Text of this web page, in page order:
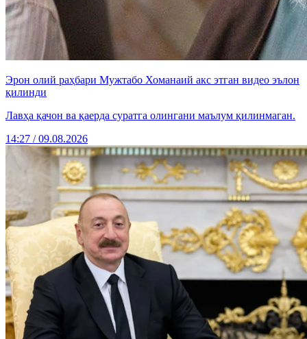
Эрон олий раҳбари Мужтабо Хоманаий акс этган видео эълон
қилинди
Лавҳа қачон ва қаерда суратга олингани маълум қилинмаган.
14:27 / 09.08.2026